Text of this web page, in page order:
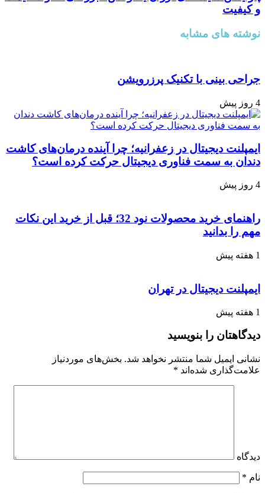
و کیفیت
نوشته های مشابه
جراحی بینی با تکنیک پرزرویشن
4 روز پیش
ایمپلنت دیجیتال در زعفرانیه؛ چرا آینده درمان‌های کاشت
دندان به سمت فناوری دیجیتال حرکت کرده است؟
4 روز پیش
راهنمای خرید محصولات نود 32؛ قبل از خرید این نکات
مهم را بدانید
1 هفته پیش
ایمپلنت دیجیتال در تهران
1 هفته پیش
دیدگاهتان را بنویسید
نشانی ایمیل شما منتشر نخواهد شد. بخش‌های موردنیاز
علامت‌گذاری شده‌اند *
دیدگاه
نام *